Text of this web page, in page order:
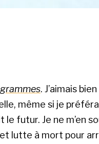
. J’aimais
même si je
le futur. Je ne m’en
lutte à mort pour